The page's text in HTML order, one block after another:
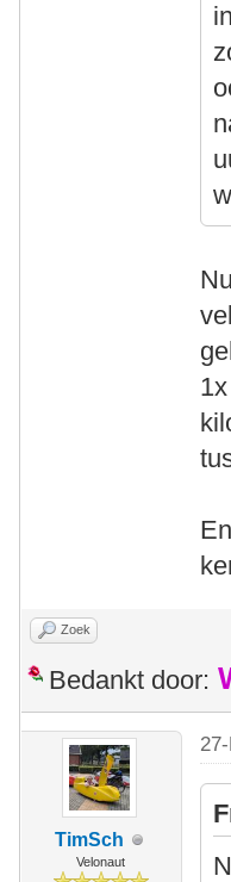
Zoek
Bedankt door:
TimSch
Velonaut